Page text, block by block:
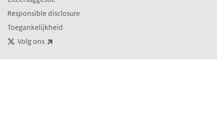
Responsible disclosure
Toegankelijkheid
Volg ons